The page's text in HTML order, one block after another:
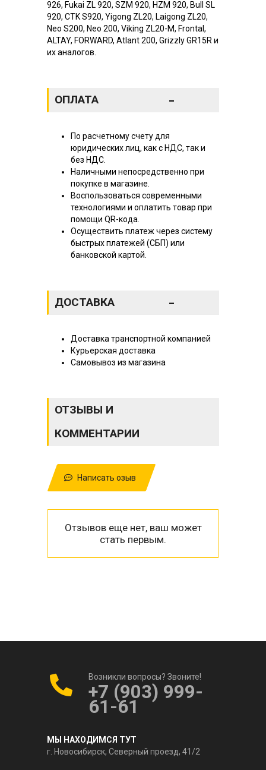
926, Fukai ZL 920, SZM 920, HZM 920, Bull SL
920, CTK S920, Yigong ZL20, Laigong ZL20,
Neo S200, Neo 200, Viking ZL20-M, Frontal,
ALTAY, FORWARD, Atlant 200, Grizzly GR15R и
их аналогов.
ОПЛАТА -
По расчетному счету для
юридических лиц, как с НДС, так и
без НДС.
Наличными непосредственно при
покупке в магазине.
Воспользоваться современными
технологиями и оплатить товар при
помощи QR-кода.
Осуществить платеж через систему
быстрых платежей (СБП) или
банковской картой.
ДОСТАВКА -
Доставка транспортной компанией
Курьерская доставка
Самовывоз из магазина
ОТЗЫВЫ И
КОММЕНТАРИИ
Написать озыв
Отзывов еще нет, ваш может
стать первым.
Возникли вопросы? Звоните!
+7 (903) 999-
61-61
МЫ НАХОДИМСЯ ТУТ
г. Новосибирск, Северный проезд, 41/2